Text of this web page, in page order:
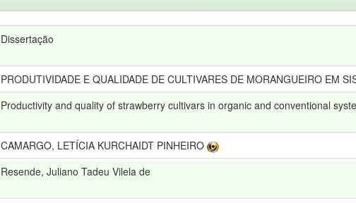
Dissertação
PRODUTIVIDADE E QUALIDADE DE CULTIVARES DE MORANGUEIRO EM
Productivity and quality of strawberry cultivars in organic and conventional
CAMARGO, LETÍCIA KURCHAIDT PINHEIRO
Resende, Juliano Tadeu Vilela de